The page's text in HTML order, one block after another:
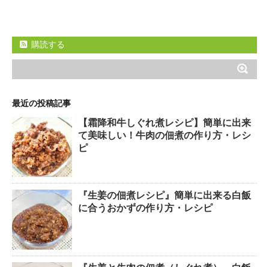
購読する
最近の投稿記事
【霜降和牛しぐれ煮レシピ】簡単に出来
て美味しい！牛肉の佃煮の作り方・レシ
ピ
『生姜の佃煮レシピ』簡単に出来る白飯
に合うおかずの作り方・レシピ